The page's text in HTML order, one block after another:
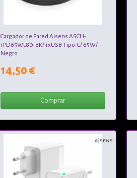
Cargador de Pared Aisens ASCH-
1PD65WL80-BK/ 1xUSB Tipo-C/ 65W/
Negro
14,50 €
Comprar